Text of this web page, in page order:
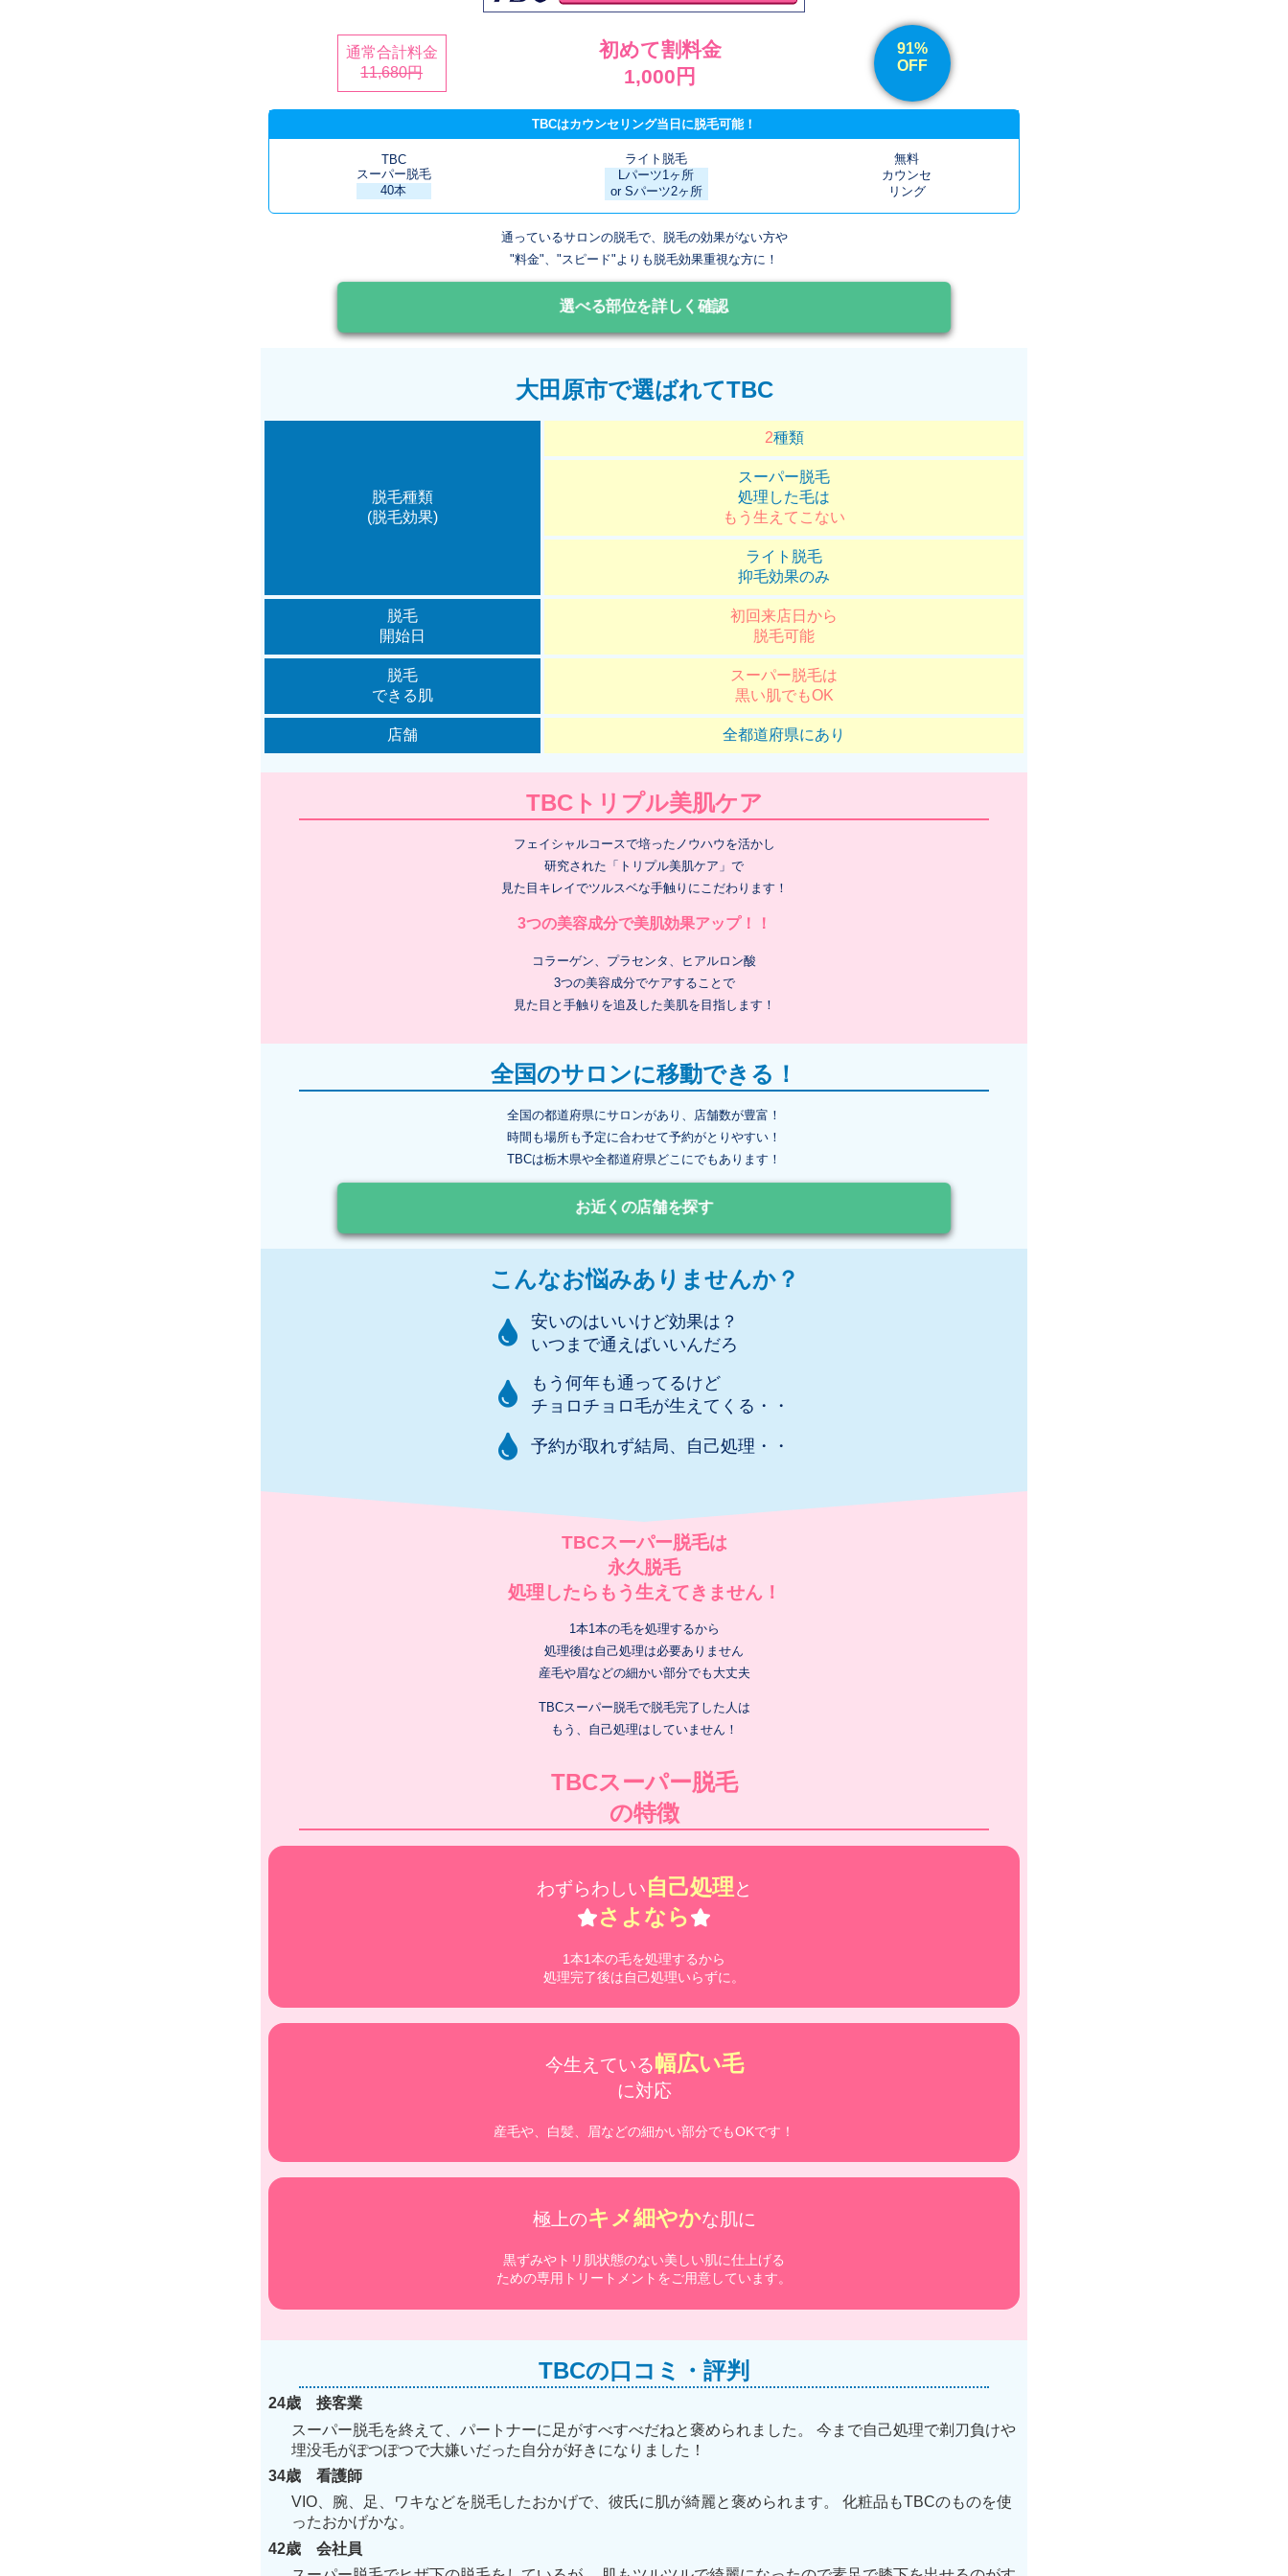
通常合計料金
11,680円
初めて割料金
1,000円
91%
OFF
TBCはカウンセリング当日に脱毛可能！
TBC
スーパー脱毛
40本
ライト脱毛
Lパーツ1ヶ所
or Sパーツ2ヶ所
無料
カウンセ
リング
通っているサロンの脱毛で、脱毛の効果がない方や
"料金"、"スピード"よりも脱毛効果重視な方に！
選べる部位を詳しく確認
大田原市で選ばれてTBC
脱毛種類
(脱毛効果)
2種類
スーパー脱毛
処理した毛は
もう生えてこない
ライト脱毛
抑毛効果のみ
脱毛
開始日
初回来店日から
脱毛可能
脱毛
できる肌
スーパー脱毛は
黒い肌でもOK
店舗 全都道府県にあり
TBCトリプル美肌ケア
フェイシャルコースで培ったノウハウを活かし
研究された「トリプル美肌ケア」で
見た目キレイでツルスベな手触りにこだわります！
3つの美容成分で美肌効果アップ！！
コラーゲン、プラセンタ、ヒアルロン酸
3つの美容成分でケアすることで
見た目と手触りを追及した美肌を目指します！
全国のサロンに移動できる！
全国の都道府県にサロンがあり、店舗数が豊富！
時間も場所も予定に合わせて予約がとりやすい！
TBCは栃木県や全都道府県どこにでもあります！
お近くの店舗を探す
こんなお悩みありませんか？
安いのはいいけど効果は？
いつまで通えばいいんだろ
もう何年も通ってるけど
チョロチョロ毛が生えてくる・・
予約が取れず結局、自己処理・・
TBCスーパー脱毛は
永久脱毛
処理したらもう生えてきません！
1本1本の毛を処理するから
処理後は自己処理は必要ありません
産毛や眉などの細かい部分でも大丈夫
TBCスーパー脱毛で脱毛完了した人は
もう、自己処理はしていません！
TBCスーパー脱毛
の特徴
わずらわしい自己処理と
さよなら
1本1本の毛を処理するから
処理完了後は自己処理いらずに。
今生えている幅広い毛
に対応
産毛や、白髪、眉などの細かい部分でもOKです！
極上のキメ細やかな肌に
黒ずみやトリ肌状態のない美しい肌に仕上げる
ための専用トリートメントをご用意しています。
TBCの口コミ・評判
24歳 接客業
スーパー脱毛を終えて、パートナーに足がすべすべだねと褒められました。 今まで自己処理で剃刀負けや
埋没毛がぽつぽつで大嫌いだった自分が好きになりました！
34歳 看護師
VIO、腕、足、ワキなどを脱毛したおかげで、彼氏に肌が綺麗と褒められます。 化粧品もTBCのものを使
ったおかげかな。
42歳 会社員